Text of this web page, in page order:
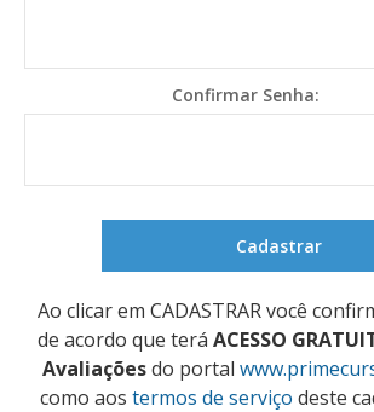
Confirmar Senha:
Ao clicar em CADASTRAR você
de acordo que terá ACESSO
Avaliaçõesdo portal
como aos termos de serviço deste